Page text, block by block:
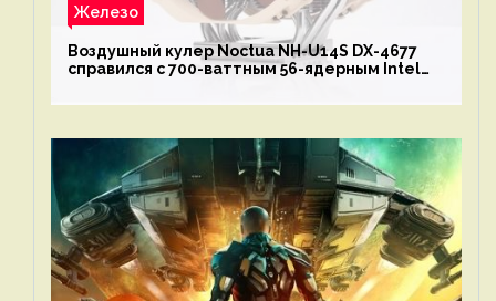
Железо
Воздушный кулер Noctua NH-U14S DX-4677
справился с 700-ваттным 56-ядерным Intel